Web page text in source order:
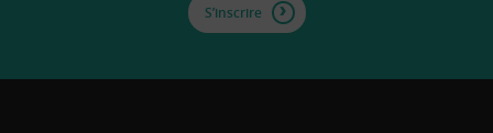
S’inscrire